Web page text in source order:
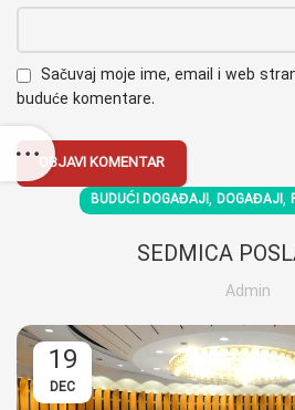
Sačuvaj moje ime, email i web
buduće komentare.
BUDUĆI DOGAĐAJI, DOGAĐAJI,
SEDMICA
Admin
19
DEC